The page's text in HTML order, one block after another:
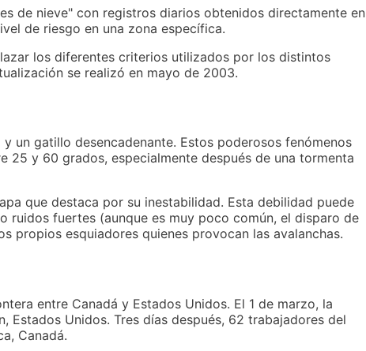
de nieve" con registros diarios obtenidos directamente en
de riesgo en una zona específica.
los diferentes criterios utilizados por los distintos
se realizó en mayo de 2003.
un gatillo desencadenante. Estos poderosos fenómenos
25 y 60 grados, especialmente después de una tormenta
que destaca por su inestabilidad. Esta debilidad puede
ruidos fuertes (aunque es muy poco común, el disparo de
propios esquiadores quienes provocan las avalanchas.
entre Canadá y Estados Unidos. El 1 de marzo, la
Estados Unidos. Tres días después, 62 trabajadores del
Canadá.